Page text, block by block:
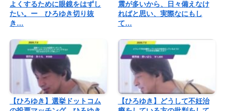
よくするために眼鏡をはずし
たい。ー ひろゆき切り抜
き…
震が多いから、日々備えなけ
ればと思い、実際なにもし
て…
【ひろゆき】選挙ドットコム
【ひろゆき】どうして不妊治